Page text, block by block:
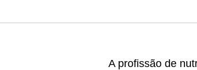
A profissão de